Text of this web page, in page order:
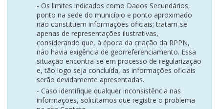
- Os limites indicados como Dados Secundários,
ponto na sede do município e ponto aproximado
não constituem informações oficiais; tratam-se
apenas de representações ilustrativas,
considerando que, à época da criação da RPPN,
não havia exigência de georreferenciamento. Essa
situação encontra-se em processo de regularização
e, tão logo seja concluída, as informações oficiais
serão devidamente apresentadas.
- Caso identifique qualquer inconsistência nas
informações, solicitamos que registre o problema